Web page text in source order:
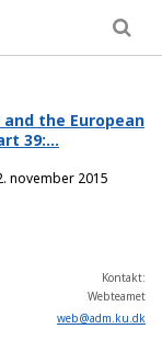
the European
39:...
november 2015
Kontakt:
Webteamet
web@adm.ku.dk